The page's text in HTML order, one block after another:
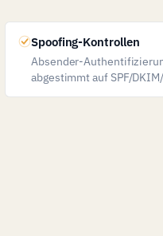
Spoofing-Kontrollen
Absender-
abgestimmt auf SPF/